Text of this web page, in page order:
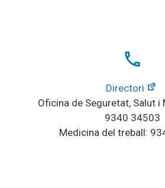
local_phone
Directori
Oficina de Seguretat, Salut i
9340 34503
Medicina del treball: